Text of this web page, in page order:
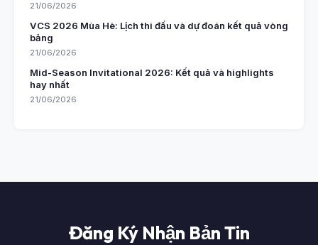
21/06/2026
VCS 2026 Mùa Hè: Lịch thi đấu và dự đoán kết quả vòng
bảng
21/06/2026
Mid-Season Invitational 2026: Kết quả và highlights
hay nhất
21/06/2026
Đăng Ký Nhận Bản Tin